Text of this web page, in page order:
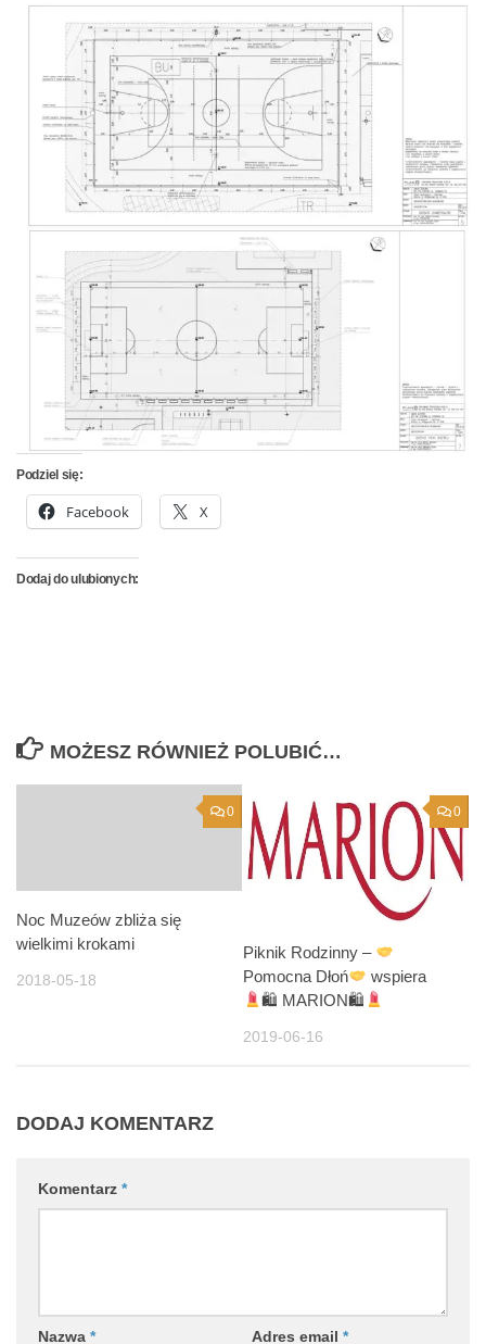
Podziel się:
Facebook X
Dodaj do ulubionych:
MOŻESZ RÓWNIEŻ POLUBIĆ…
0
Noc Muzeów zbliża się
wielkimi krokami
2018-05-18
0
Piknik Rodzinny –
Pomocna Dłoń
wspiera
🛍 MARION🛍
2019-06-16
DODAJ KOMENTARZ
Komentarz *
Nazwa * Adres email *